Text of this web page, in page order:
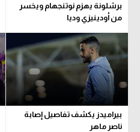
برشلونة يهزم نوتنجهام ويخسر
من أودينيزي وديا
بيراميدز يكشف تفاصيل إصابة
ناصر ماهر